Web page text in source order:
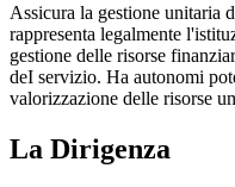
Assicura la gestione unitaria
rappresenta legalmente
gestione delle risorse
deI servizio. Ha autonomi
valorizzazione delle risorse
La Dirigenza